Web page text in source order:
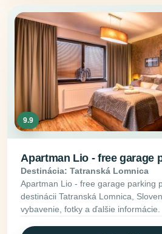
9.9
Apartman Lio - free garage
Destinácia: Tatranská Lomnica
Apartman Lio - free garage parking
destinácii Tatranská Lomnica,
vybavenie, fotky a ďalšie informácie.